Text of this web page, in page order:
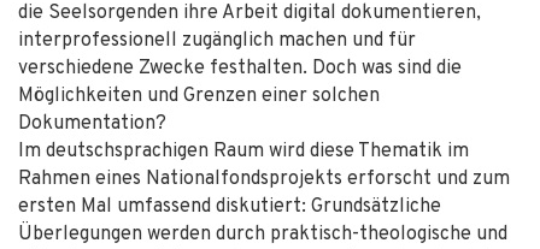
die Seelsorgenden ihre Arbeit digital dokumentieren,
interprofessionell zugänglich machen und für
verschiedene Zwecke festhalten. Doch was sind die
Möglichkeiten und Grenzen einer solchen
Dokumentation?
Im deutschsprachigen Raum wird diese Thematik im
Rahmen eines Nationalfondsprojekts erforscht und zum
ersten Mal umfassend diskutiert: Grundsätzliche
Überlegungen werden durch praktisch-theologische und